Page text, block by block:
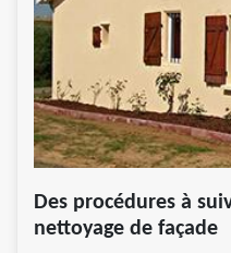
Des procédures à
nettoyage de façade